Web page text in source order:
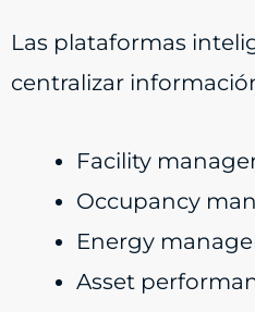
Las plataformas
centralizar
Facility
Occupancy
Energy
Asset